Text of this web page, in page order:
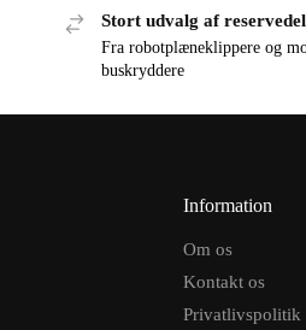
Stort udvalg af
Fra robotplæneklippere og
buskryddere
Information
Om os
Kontakt os
Privatlivspolitik